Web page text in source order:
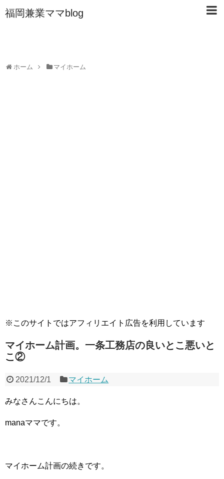
福岡兼業ママblog
ホーム マイホーム
※このサイトではアフィリエイト広告を利用しています
マイホーム計画。一条工務店の良いとこ悪いと
こ②
2021/12/1 マイホーム
みなさんこんにちは。
manaママです。
マイホーム計画の続きです。